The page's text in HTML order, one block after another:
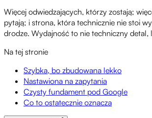
Więcej odwiedzających, którzy zostają;
pytają; i strona, która technicznie nie stoi
drodze. Wydajność to nie techniczny detal,
Na tej stronie
Szybka, bo zbudowana lekko
Nastawiona na zapytania
Czysty fundament pod Google
Co to ostatecznie oznacza